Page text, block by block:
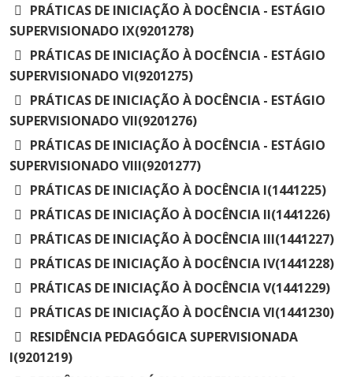
PRÁTICAS DE INICIAÇÃO À DOCÊNCIA - ESTÁGIO
SUPERVISIONADO IX(9201278)
PRÁTICAS DE INICIAÇÃO À DOCÊNCIA - ESTÁGIO
SUPERVISIONADO VI(9201275)
PRÁTICAS DE INICIAÇÃO À DOCÊNCIA - ESTÁGIO
SUPERVISIONADO VII(9201276)
PRÁTICAS DE INICIAÇÃO À DOCÊNCIA - ESTÁGIO
SUPERVISIONADO VIII(9201277)
PRÁTICAS DE INICIAÇÃO À DOCÊNCIA I(1441225)
PRÁTICAS DE INICIAÇÃO À DOCÊNCIA II(1441226)
PRÁTICAS DE INICIAÇÃO À DOCÊNCIA III(1441227)
PRÁTICAS DE INICIAÇÃO À DOCÊNCIA IV(1441228)
PRÁTICAS DE INICIAÇÃO À DOCÊNCIA V(1441229)
PRÁTICAS DE INICIAÇÃO À DOCÊNCIA VI(1441230)
RESIDÊNCIA PEDAGÓGICA SUPERVISIONADA
I(9201219)